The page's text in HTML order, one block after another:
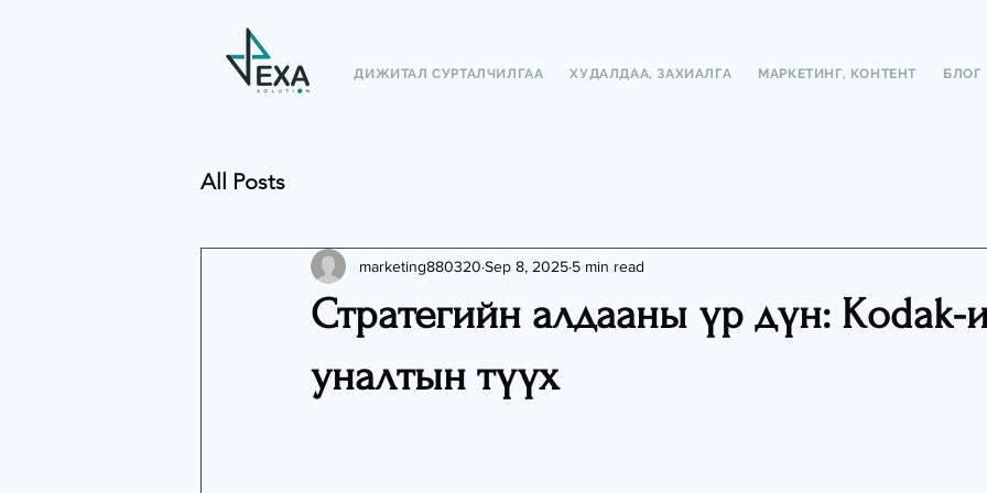
ДИЖИТАЛ СУРТАЛЧИЛГАА ХУДАЛДАА, ЗАХИАЛГА МАРКЕТИНГ, КОНТЕНТ БЛОГ
All Posts
Стратегийн алдааны үр дүн: Kodak-
уналтын түүх
marketing880320 Sep 8, 2025 5 min read